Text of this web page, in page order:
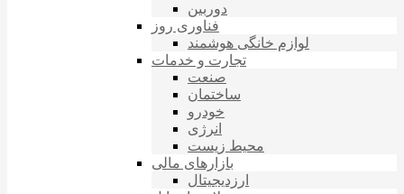
دوربین
فناوری روز
لوازم خانگی هوشمند
تجارت و خدمات
صنعت
ساختمان
خودرو
انرژی
محیط زیست
بازارهای مالی
ارزدیجیتال